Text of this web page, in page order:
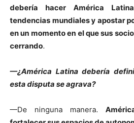
debería hacer América
tendencias mundiales y apostar
en un momento en el que sus
cerrando.
—¿América Latina debería
esta disputa se agrava?
—De ninguna manera.